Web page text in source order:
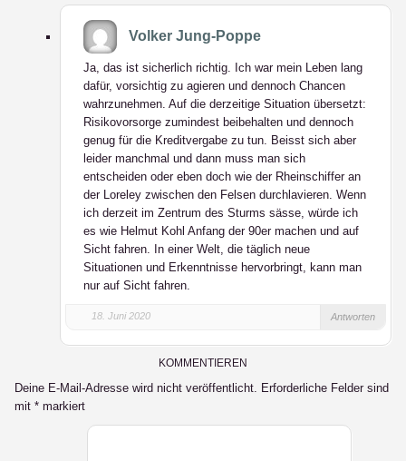
Volker Jung-Poppe
Ja, das ist sicherlich richtig. Ich war mein Leben lang
dafür, vorsichtig zu agieren und dennoch Chancen
wahrzunehmen. Auf die derzeitige Situation übersetzt:
Risikovorsorge zumindest beibehalten und dennoch
genug für die Kreditvergabe zu tun. Beisst sich aber
leider manchmal und dann muss man sich
entscheiden oder eben doch wie der Rheinschiffer an
der Loreley zwischen den Felsen durchlavieren. Wenn
ich derzeit im Zentrum des Sturms sässe, würde ich
es wie Helmut Kohl Anfang der 90er machen und auf
Sicht fahren. In einer Welt, die täglich neue
Situationen und Erkenntnisse hervorbringt, kann man
nur auf Sicht fahren.
18. Juni 2020 Antworten
KOMMENTIEREN
Deine E-Mail-Adresse wird nicht veröffentlicht. Erforderliche Felder sind
mit * markiert